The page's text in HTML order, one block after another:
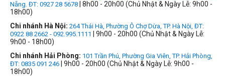
Nẵng. ĐT: 0927 28 5678 | 8h00 - 20h00 (Chủ Nhật & Ngày Lễ: 9h00 -
18h00)
Chi nhánh Hà Nội: 264 Thái Hà, Phường Ô Chợ Dừa, TP. Hà Nội, ĐT:
0922 88 2662 - 092.995.1111
| 9h00 - 20h00 (Chủ Nhật & Ngày Lễ:
9h00 - 18h00)
Chi nhánh Hải Phòng: 101 Trần Phú, Phường Gia Viên, TP. Hải Phòng,
ĐT: 0835 091 246 | 9h00 - 20h00 (Chủ Nhật & Ngày Lễ: 9h00 -
18h00)